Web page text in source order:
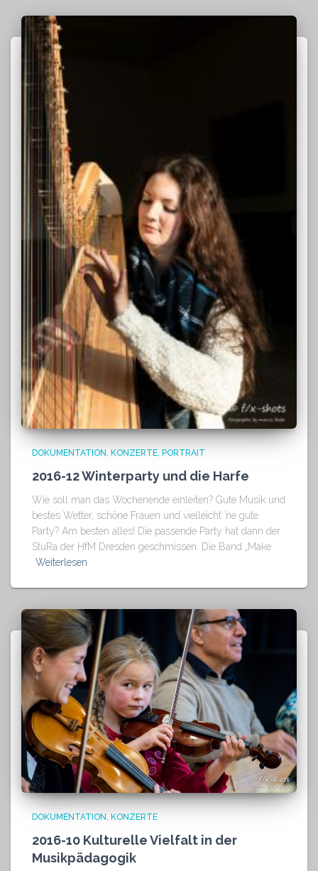
DOKUMENTATION KONZERTE PORTRAIT
2016-12 Winterparty und die Harfe
Wie soll man das Wochenende einleiten? Gute Musik und
bestes Wetter, schöne Frauen und vielleicht ’ne gute
Party? Am besten alles! Die passende Party hat dann der
StuRa der HfM Dresden geschmissen. Die Band „Make
Weiterlesen
DOKUMENTATION KONZERTE
2016-10 Kulturelle Vielfalt in der
Musikpädagogik